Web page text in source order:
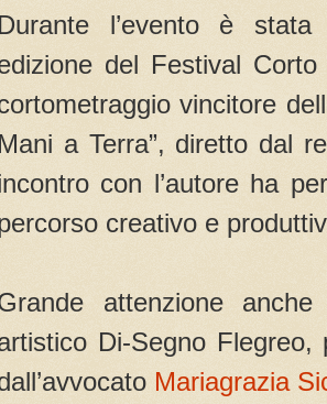
Durante l’evento è
del Festival
vincitore
Mani a Terra”, diretto dal
con l’autore ha
creativo e
attenzione
Di-Segno Flegreo,
Mariagrazia